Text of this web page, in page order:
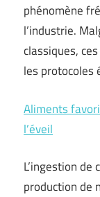
phénomène
l’industrie.
classiques,
les protocoles
Aliments
l’éveil
L’ingestion
production de